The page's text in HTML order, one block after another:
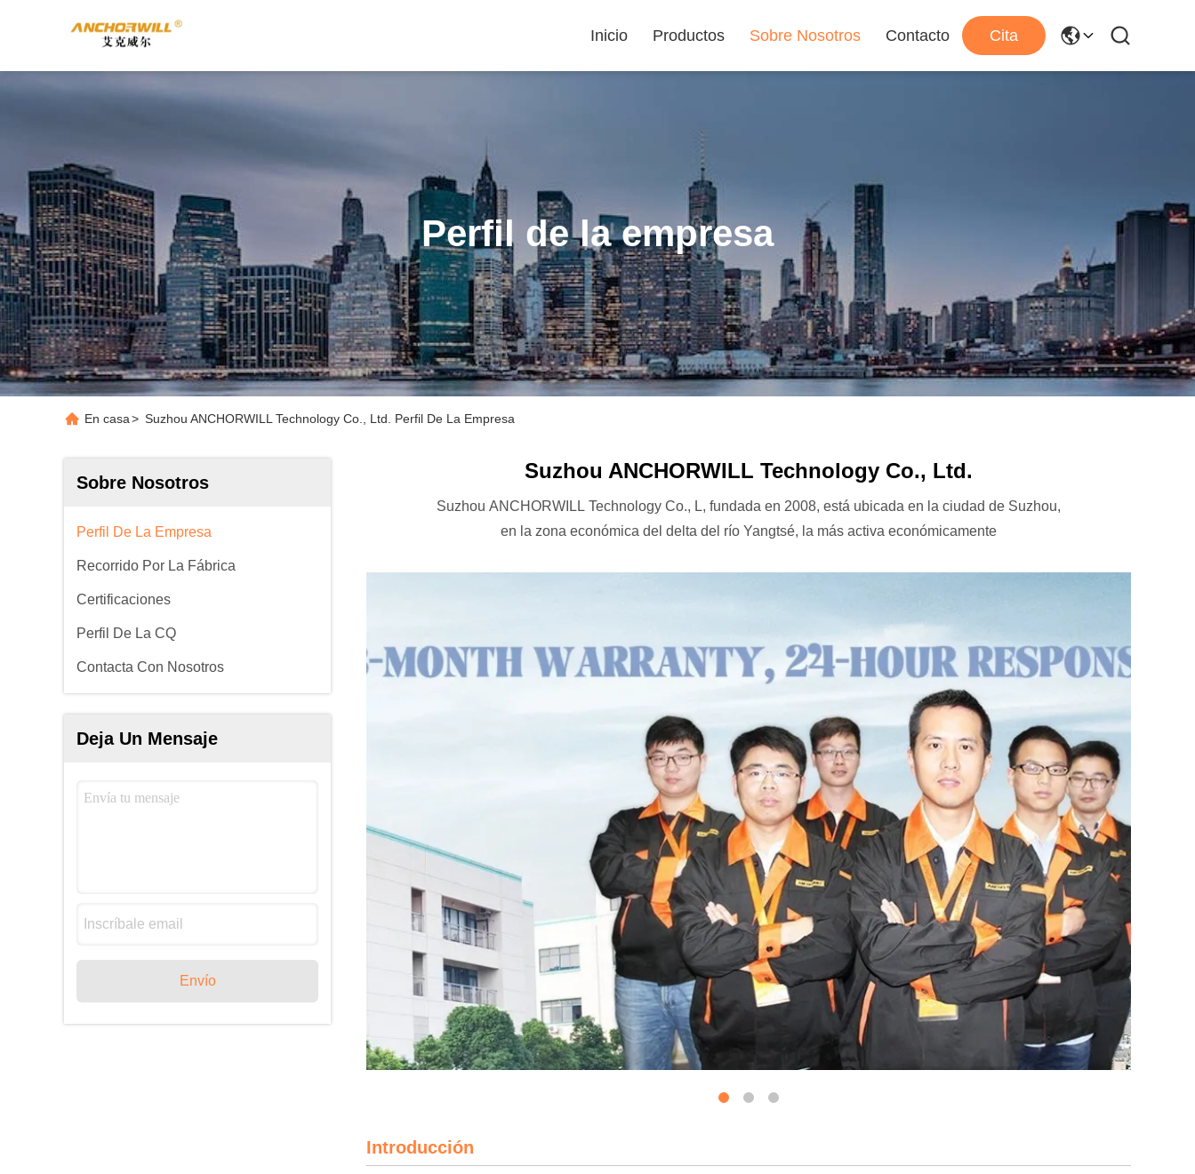
Inicio Productos Sobre Nosotros Contacto Cita
Perfil de la empresa
En casa> Suzhou ANCHORWILL Technology Co., Ltd. Perfil De La Empresa
Sobre Nosotros
Perfil De La Empresa
Recorrido Por La Fábrica
Certificaciones
Perfil De La CQ
Contacta Con Nosotros
Deja Un Mensaje
Envío
Suzhou ANCHORWILL Technology Co., Ltd.
Suzhou ANCHORWILL Technology Co., L, fundada en 2008, está ubicada en la ciudad de Suzhou,
en la zona económica del delta del río Yangtsé, la más activa económicamente
Introducción